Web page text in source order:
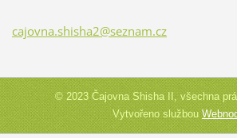
cajovna.shisha2@seznam.cz
© 2023 Čajovna Shisha II, všechna
Vytvořeno službou